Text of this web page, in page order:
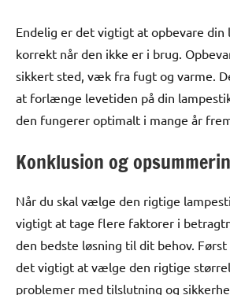
Endelig er det vigtigt at opbevare din
korrekt når den ikke er i brug.
sikkert sted, væk fra fugt og varme.
at forlænge levetiden på din
den fungerer optimalt i mange år
Konklusion og
Når du skal vælge den rigtige
vigtigt at tage flere faktorer i
den bedste løsning til dit behov.
det vigtigt at vælge den rigtige
problemer med tilslutning og